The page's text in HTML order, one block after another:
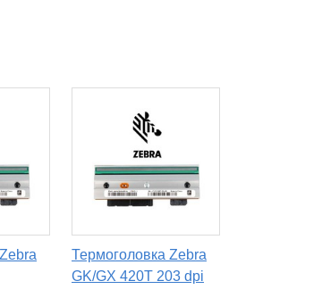
Термоголовка Zebra
GK/GX 420T 203 dpi